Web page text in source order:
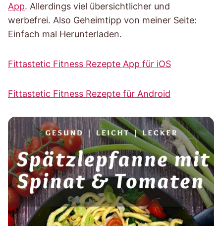
App. Allerdings viel übersichtlicher und
werbefrei. Also Geheimtipp von meiner Seite:
Einfach mal Herunterladen.
Fittastetic Fitness Rezepte App für iOS
Fittastetic Fitness Rezepte für Android